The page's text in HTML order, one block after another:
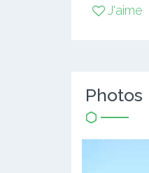
J'aime
Photos